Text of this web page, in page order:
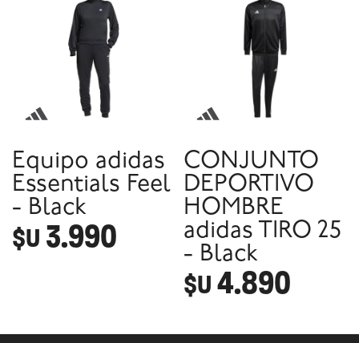
Equipo adidas
Essentials Feel
- Black
$U 3.990
CONJUNTO
DEPORTIVO
HOMBRE
adidas TIRO 25
- Black
$U 4.890